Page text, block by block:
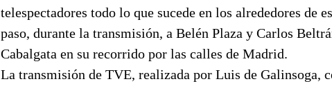
telespectadores todo lo que sucede en los alrededores de
paso, durante la transmisión, a Belén Plaza y Carlos
Cabalgata en su recorrido por las calles de Madrid.
La transmisión de TVE, realizada por Luis de Galinsoga,